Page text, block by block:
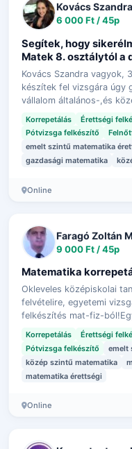
Kovács Szandra
6 000 Ft / 45p
Segítek, hogy
Matek 8. osztálytól a
Kovács Szandra vagyok,
készítek fel vizsgára úgy
vállalom általános-,és
egyetemi/főiskolás hallga…
Korrepetálás Érettségi
Pótvizsga felkészítő
emelt szintű matematika
gazdasági matematika
Online
Faragó Zoltán
9 000 Ft / 45p
Matematika
Okleveles középiskolai
felvételire, egyetemi
felkészítés mat-fiz-
szerint. Bejelentkezés,
Korrepetálás Érettségi
Pótvizsga felkészítő
emelt
közép szintű matematika
matematika érettségi
Online